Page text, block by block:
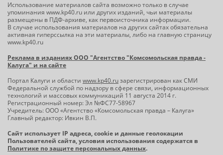
Использование материалов сайта возможно только в случае
упоминания www.kp40.ru или других изданий, чьи материалы
размещены в ПДФ-архиве, как первоисточника информации.
В случае использования материалов на других сайтах обязательна
активная гиперссылка на эти материалы, либо на главную страницу
www.kp40.ru
Реклама в изданиях ООО "Агентство "Комсомольская правда -
Калуга" и на сайте
Портал Калуги и области www.kp40.ruзарегистрирован как СМИ
Федеральной службой по надзору в сфере связи, информационных
технологий и массовых коммуникаций 11 августа 2014 г.
Регистрационный номер: Эл №ФС77-58967
Учредитель: ООО «Агентство «Комсомольская правда – Калуга»
Главный редактор: Ивкин В.П.
Сайт использует IP адреса, cookie и данные геолокации
Пользователей сайта, условия использования содержатся в
Политике по защите персональных данных.